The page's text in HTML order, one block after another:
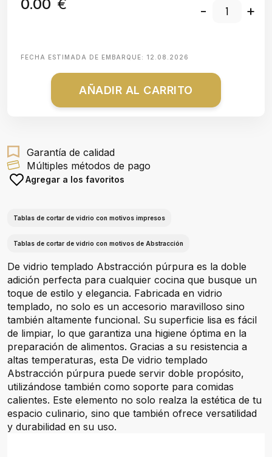
0.00 € - +
FECHA ESTIMADA DE EMBARQUE: 12.08.2026
AÑADIR AL CARRITO
Garantía de calidad
Múltiples métodos de pago
Agregar a los favoritos
Tablas de cortar de vidrio con motivos impresos
Tablas de cortar de vidrio con motivos de Abstracción
De vidrio templado Abstracción púrpura es la doble
adición perfecta para cualquier cocina que busque un
toque de estilo y elegancia. Fabricada en vidrio
templado, no solo es un accesorio maravilloso sino
también altamente funcional. Su superficie lisa es fácil
de limpiar, lo que garantiza una higiene óptima en la
preparación de alimentos. Gracias a su resistencia a
altas temperaturas, esta De vidrio templado
Abstracción púrpura puede servir doble propósito,
utilizándose también como soporte para comidas
calientes. Este elemento no solo realza la estética de tu
espacio culinario, sino que también ofrece versatilidad
y durabilidad en su uso.